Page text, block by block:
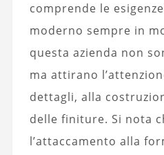
comprende le
moderno sempre in
questa azienda non
ma attirano
dettagli, alla
delle finiture. Si nota
l’attaccamento alla